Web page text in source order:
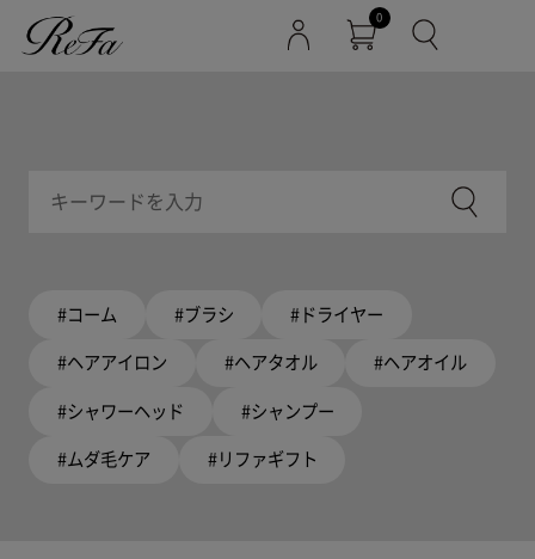
0
#コーム #ブラシ #ドライヤー
#ヘアアイロン #ヘアタオル #ヘアオイル
#シャワーヘッド #シャンプー
#ムダ毛ケア #リファギフト